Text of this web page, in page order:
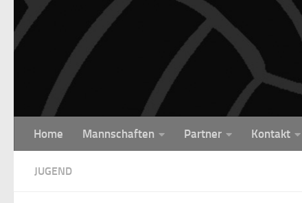
Unter dem Inhalt
Home Mannschaften Partner Kontakt
JUGEND